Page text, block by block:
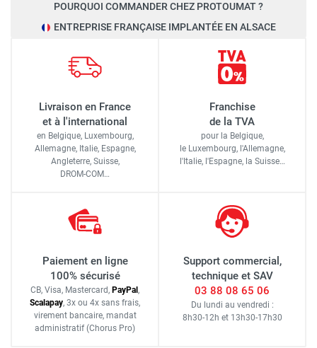
POURQUOI COMMANDER CHEZ PROTOUMAT ?
ENTREPRISE FRANÇAISE IMPLANTÉE EN ALSACE
Livraison en France
et à l'international
en Belgique, Luxembourg,
Allemagne, Italie, Espagne,
Angleterre, Suisse,
DROM-COM…
Franchise
de la TVA
pour la Belgique,
le Luxembourg, l'Allemagne,
l'Italie, l'Espagne, la Suisse…
Paiement en ligne
100% sécurisé
CB, Visa, Mastercard, PayPal ,
Scalapay, 3x ou 4x sans frais,
virement bancaire, mandat
administratif (Chorus Pro)
Support commercial,
technique et SAV
03 88 08 65 06
Du lundi au vendredi :
8h30-12h et 13h30-17h30